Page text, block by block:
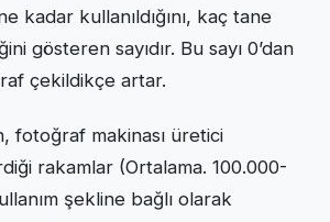
kadar kullanıldığını, kaç tane
gösteren sayıdır. Bu sayı 0’dan
çekildikçe artar.
fotoğraf makinası üretici
rakamlar (Ortalama. 100.000-
şekline bağlı olarak